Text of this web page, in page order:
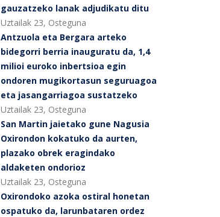
gauzatzeko lanak adjudikatu ditu
Uztailak 23, Osteguna
Antzuola eta Bergara arteko
bidegorri berria inauguratu da, 1,4
milioi euroko inbertsioa egin
ondoren mugikortasun seguruagoa
eta jasangarriagoa sustatzeko
Uztailak 23, Osteguna
San Martin jaietako gune Nagusia
Oxirondon kokatuko da aurten,
plazako obrek eragindako
aldaketen ondorioz
Uztailak 23, Osteguna
Oxirondoko azoka ostiral honetan
ospatuko da, larunbataren ordez